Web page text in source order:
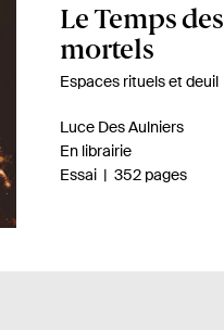
A
p
e
ç
u
Le Temps des
mortels
Espaces rituels et deuil
A
u
t
Luce Des Aulniers
D
i
En librairie
n
Essai- 352 pages